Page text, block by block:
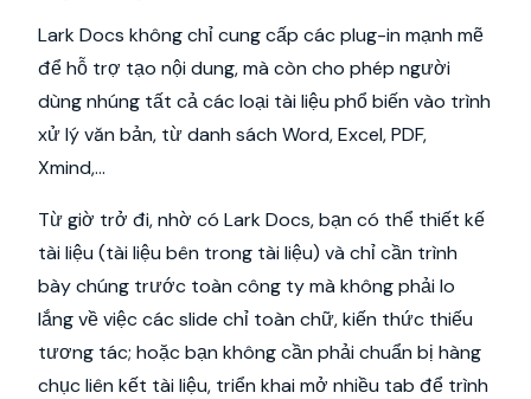
Lark Docs không chỉ cung cấp các plug-in mạnh mẽ
để hỗ trợ tạo nội dung, mà còn cho phép người
dùng nhúng tất cả các loại tài liệu phổ biến vào trình
xử lý văn bản, từ danh sách Word, Excel, PDF,
Xmind,...
Từ giờ trở đi, nhờ có Lark Docs, bạn có thể thiết kế
tài liệu (tài liệu bên trong tài liệu) và chỉ cần trình
bày chúng trước toàn công ty mà không phải lo
lắng về việc các slide chỉ toàn chữ, kiến thức thiếu
tương tác; hoặc bạn không cần phải chuẩn bị hàng
chục liên kết tài liệu, triển khai mở nhiều tab để trình